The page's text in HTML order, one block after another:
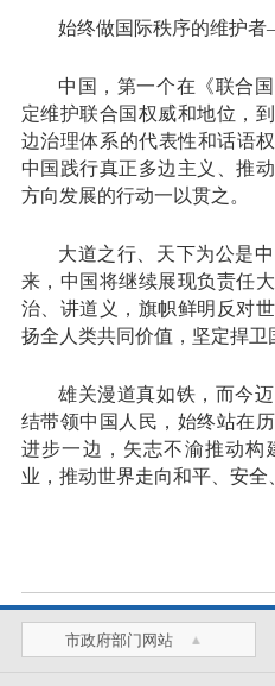
始终做国际秩序的维护
中国，第一个在《联合
定维护联合国权威和地位，
边治理体系的代表性和话语
中国践行真正多边主义、推
方向发展的行动一以贯之。
大道之行、天下为公是
来，中国将继续展现负责任
治、讲道义，旗帜鲜明反对
扬全人类共同价值，坚定捍卫
雄关漫道真如铁，而今
结带领中国人民，始终站在
进步一边，矢志不渝推动构
业，推动世界走向和平、安全
市政府部门网站